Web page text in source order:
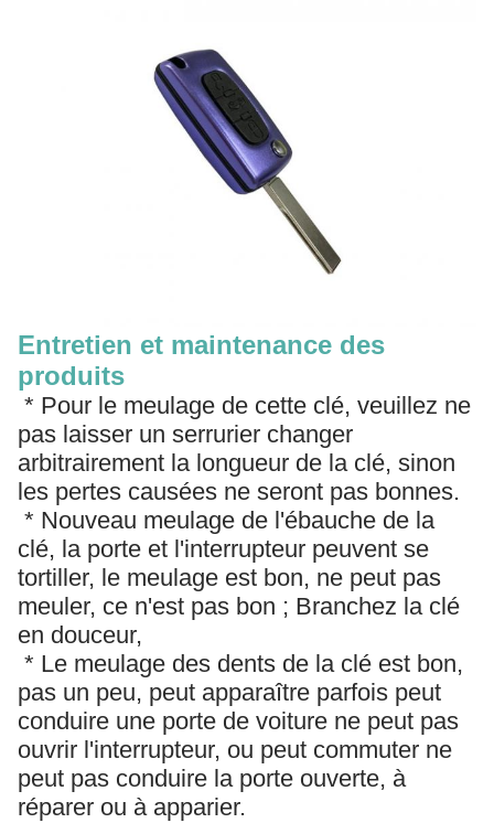
Entretien et maintenance des
produits
* Pour le meulage de cette clé, veuillez ne
pas laisser un serrurier changer
arbitrairement la longueur de la clé, sinon
les pertes causées ne seront pas bonnes.
* Nouveau meulage de l'ébauche de la
clé, la porte et l'interrupteur peuvent se
tortiller, le meulage est bon, ne peut pas
meuler, ce n'est pas bon ; Branchez la clé
en douceur,
* Le meulage des dents de la clé est bon,
pas un peu, peut apparaître parfois peut
conduire une porte de voiture ne peut pas
ouvrir l'interrupteur, ou peut commuter ne
peut pas conduire la porte ouverte, à
réparer ou à apparier.